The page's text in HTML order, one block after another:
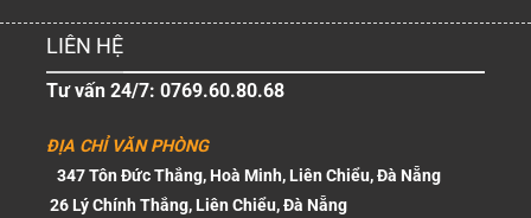
LIÊN HỆ
Tư vấn 24/7: 0769.60.80.68
ĐỊA CHỈ VĂN PHÒNG
347 Tôn Đức Thắng, Hoà Minh, Liên Chiểu, Đà Nẵng
26 Lý Chính Thắng, Liên Chiểu, Đà Nẵng